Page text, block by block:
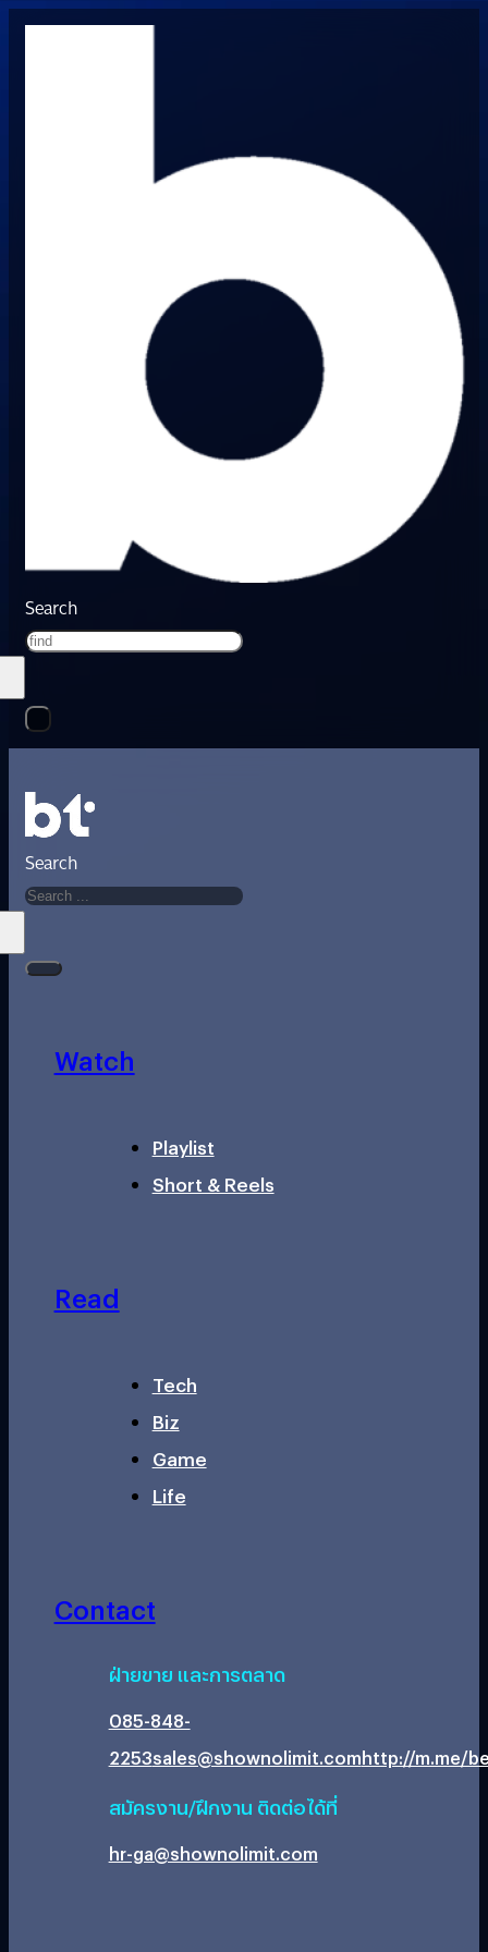
Search
Search
Watch
Playlist
Short & Reels
Read
Tech
Biz
Game
Life
Contact
ฝ่ายขาย และการตลาด
085-848-
2253sales@shownolimit.comhttp://m.me/
สมัครงาน/ฝึกงาน ติดต่อได้ที่
hr-ga@shownolimit.com